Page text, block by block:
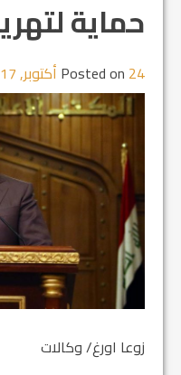
حماية
Posted on 24 أكتوبر, 2017
زوعا اورغ/ وكالات